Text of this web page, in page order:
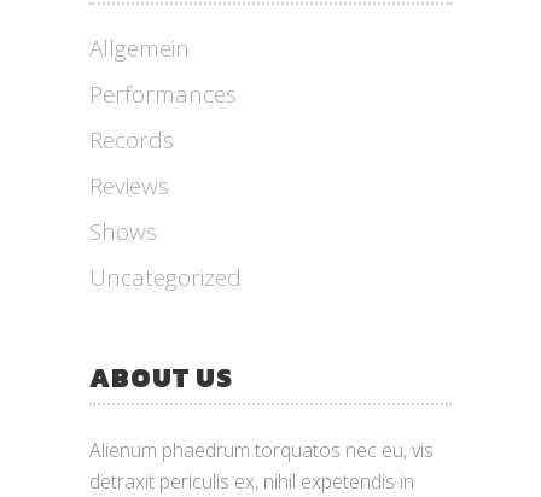
Allgemein
Performances
Records
Reviews
Shows
Uncategorized
ABOUT US
Alienum phaedrum torquatos nec eu, vis
detraxit periculis ex, nihil expetendis in